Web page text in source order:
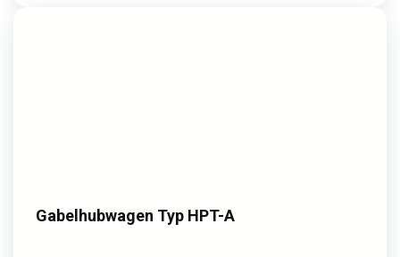
Gabelhubwagen Typ HPT-A